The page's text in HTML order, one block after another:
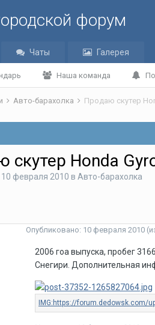
форум
Наша команда
Чаты Галерея
Авто-барахолка Продаю скутер
скутер Honda
10 февраля 2010 в Авто-барахолка
Опубликовано: 10 февраля 2010
2006 гоа выпуска, пробег
Снегири. Дополнительная